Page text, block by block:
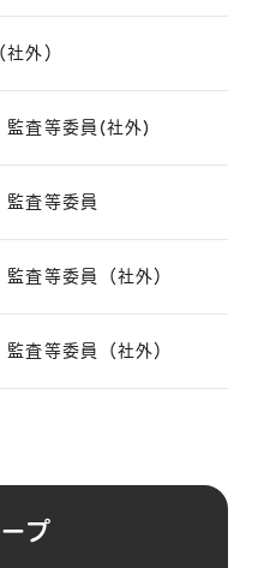
外）
監査等委員(社外)
監査等委員
監査等委員（社外）
監査等委員（社外）
プ